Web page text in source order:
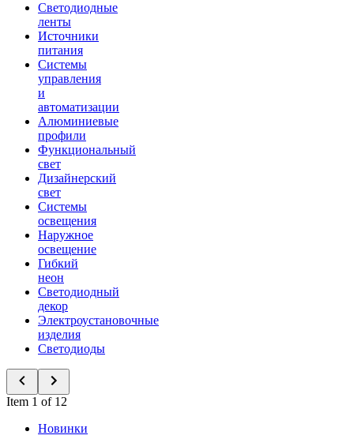
Светодиодные
ленты
Источники
питания
Системы
управления
и
автоматизации
Алюминиевые
профили
Функциональный
свет
Дизайнерский
свет
Системы
освещения
Наружное
освещение
Гибкий
неон
Светодиодный
декор
Электроустановочные
изделия
Светодиоды
Item 1 of 12
Новинки